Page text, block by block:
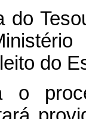
do
o